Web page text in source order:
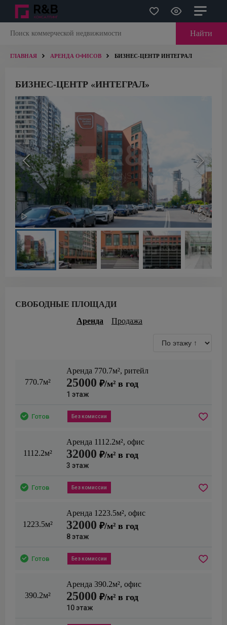
Найти
ГЛАВНАЯ АРЕНДА ОФИСОВ БИЗНЕС-ЦЕНТР ИНТЕГРАЛ
БИЗНЕС-ЦЕНТР «ИНТЕГРАЛ»
СВОБОДНЫЕ ПЛОЩАДИ
Аренда
Продажа
770.7м²
Аренда 770.7м², ритейл
25000 ₽/м² в год
1 этаж
Готов Без комиссии
1112.2м²
Аренда 1112.2м², офис
32000 ₽/м² в год
3 этаж
Готов Без комиссии
1223.5м²
Аренда 1223.5м², офис
32000 ₽/м² в год
8этаж
Готов Без комиссии
390.2м²
Аренда 390.2м², офис
25000 ₽/м² в год
10этаж